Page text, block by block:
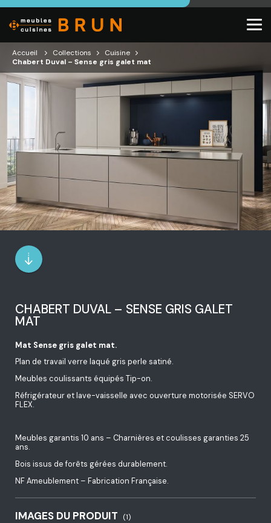
Accueil Collections
Cuisine
Chabert Duval – Sense gris galet mat
CHABERT DUVAL – SENSE GRIS GALET
MAT
Mat Sense gris galet mat.
Plan de travail verre laqué gris perle satiné.
Meubles coulissants équipés Tip-on.
Réfrigérateur et lave-vaisselle avec ouverture motorisée SERVO
FLEX.
Meubles garantis 10 ans – Charnières et coulisses garanties 25
ans.
Bois issus de forêts gérées durablement.
NF Ameublement – Fabrication Française.
IMAGES DU PRODUIT (1)